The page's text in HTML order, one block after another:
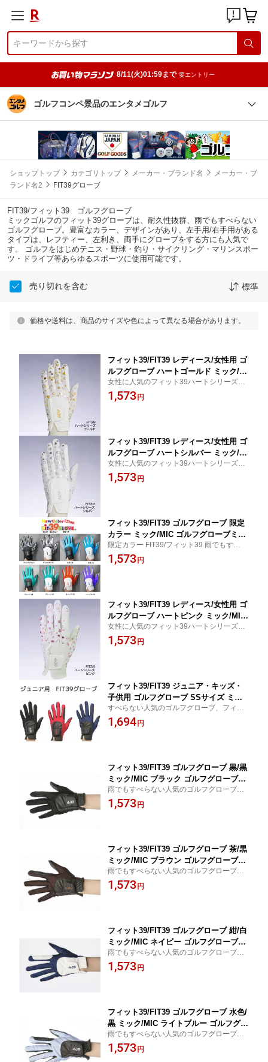
8/11(火)01:59まで 要エントリー
ゴルフコンペ景品のエンタメゴルフ
ショップトップ カテゴリトップ メーカー・ブランド名
メーカー・ブ
ランド名2
FIT39グローブ
FIT39/フィット39 ゴルフグローブ
ミックゴルフのフィット39グローブは、耐久性抜群、雨でもすべらない
ゴルフグローブ。豊富なカラー、デザインがあり、左手用/右手用がある
タイプは、レフティー、左利き、両手にグローブをする方にも人気で
す。 ゴルフをはじめテニス・野球・釣り・サイクリング・マリンスポー
ツ・ドライブ等あらゆるスポーツに使用可能です。
売り切れを含む 標準
価格や送料は、商品のサイズや色によって異なる場合があります。
フィット39/FIT39 レディース/女性用 ゴ
ルフグローブ ハートゴールド ミック/MI
C ハートシリーズ ゴルフ手袋 滑らない
雨 左手用 右手用 両手用 ゴルフ用品 ゴ
女性に人気のフィット39ハートシリーズ。
左手/右手/両手用ゴルフグローブ。 おしゃ
れ かわいい おすすめ 母の日 誕生日 敬老の
1,573 円
フィット39/FIT39 レディース/女性用 ゴ
ルフグローブ ハートシルバー ミック/MI
C ハートシリーズ ゴルフ手袋 滑らない
雨 左手用 右手用 両手用 ゴルフ用品 ゴ
女性に人気のフィット39ハートシリーズ。
左手/右手/両手用ゴルフグローブ。 おしゃ
れ かわいい おすすめ 母の日 誕生日 敬老の
1,573 円
フィット39/FIT39 ゴルフグローブ 限定
カラー ミック/MIC ゴルフグローブミッ
ク ゴルフ手袋 メンズ レディース 男女
兼用 左手用 右手用 両手用 滑らない 雨
限定カラー FIT39/フィット39 雨でもすべら
ない人気のゴルフグローブ おしゃれ おすす
め 父の日 母の日 誕生日 敬老の日 還暦祝い
1,573 円
フィット39/FIT39 レディース/女性用 ゴ
ルフグローブ ハートピンク ミック/MIC
ハートシリーズ ゴルフ手袋 滑らない 雨
左手用 右手用 両手用 ゴルフ用品 ゴル
女性に人気のフィット39ハートシリーズ。
左手/右手/両手用ゴルフグローブ。 おしゃ
れ かわいい おすすめ 母の日 誕生日 敬老の
1,573 円
フィット39/FIT39 ジュニア・キッズ・
子供用 ゴルフグローブ SSサイズ ミッ
ク/MIC ゴルフキッズ グローブ ゴルフ手
袋 滑らない 雨 左手用 右手用 両手用 ゴ
すべらない人気のゴルフグローブ、フィッ
ト39のジュニア、キッズ、子供、こども用
小さいサイズ おすすめ 誕生日 贈り物 ジュ
1,694 円
フィット39/FIT39 ゴルフグローブ 黒/黒
ミック/MIC ブラック ゴルフグローブミ
ック ゴルフ手袋 メンズ レディース 男
女兼用 左手用 右手用 両手用 滑らない
雨でもすべらない人気のゴルフグローブ、
フィット39。左手用・右手用あり。 おしゃ
れ おすすめ 父の日 母の日 誕生日 敬老の日
1,573 円
フィット39/FIT39 ゴルフグローブ 茶/黒
ミック/MIC ブラウン ゴルフグローブミ
ック ゴルフ手袋 メンズ レディース 男
女兼用 左手用 右手用 両手用 滑らない
雨でもすべらない人気のゴルフグローブ、
フィット39。左手用・右手用あり。 おしゃ
れ おすすめ 父の日 母の日 誕生日 敬老の日
1,573 円
フィット39/FIT39 ゴルフグローブ 紺/白
ミック/MIC ネイビー ゴルフグローブミ
ック ゴルフ手袋 メンズ レディース 男
女兼用 左手用 右手用 両手用 滑らない
雨でもすべらない人気のゴルフグローブ、
フィット39。左手用・右手用あり。 おしゃ
れ おすすめ 父の日 母の日 誕生日 敬老の日
1,573 円
フィット39/FIT39 ゴルフグローブ 水色/
黒 ミック/MIC ライトブルー ゴルフグロ
ーブミック ゴルフ手袋 メンズ レディー
ス 男女兼用 左手用 右手用 両手用 滑ら
雨でもすべらない人気のゴルフグローブ、
フィット39。左手用・右手用あり。 おしゃ
れ おすすめ 父の日 母の日 誕生日 敬老の日
1,573 円